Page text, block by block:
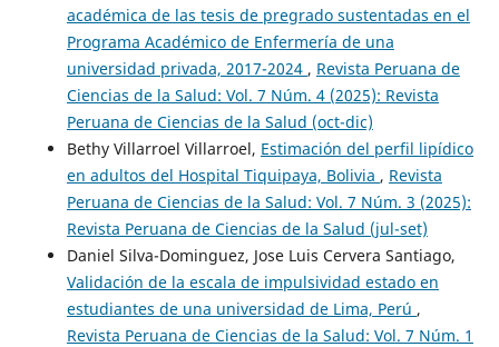
académica de las tesis de pregrado sustentadas en el
Programa Académico de Enfermería de una
universidad privada, 2017-2024 , Revista Peruana de
Ciencias de la Salud: Vol. 7 Núm. 4 (2025): Revista
Peruana de Ciencias de la Salud (oct-dic)
Bethy Villarroel Villarroel, Estimación del perfil lipídico
en adultos del Hospital Tiquipaya, Bolivia , Revista
Peruana de Ciencias de la Salud: Vol. 7 Núm. 3 (2025):
Revista Peruana de Ciencias de la Salud (jul-set)
Daniel Silva-Dominguez, Jose Luis Cervera Santiago,
Validación de la escala de impulsividad estado en
estudiantes de una universidad de Lima, Perú ,
Revista Peruana de Ciencias de la Salud: Vol. 7 Núm. 1